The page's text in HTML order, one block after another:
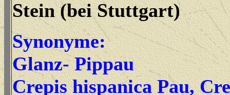
Stein (bei Stuttgart)
Synonyme:
Glanz- Pippau
Crepis hispanica Pau,